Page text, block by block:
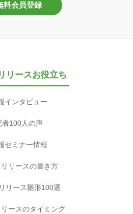
料会員登録
リースお役立ち
インタビュー
者100人の声
セミナー情報
リースの書き方
リース雛形100選
ースのタイミング